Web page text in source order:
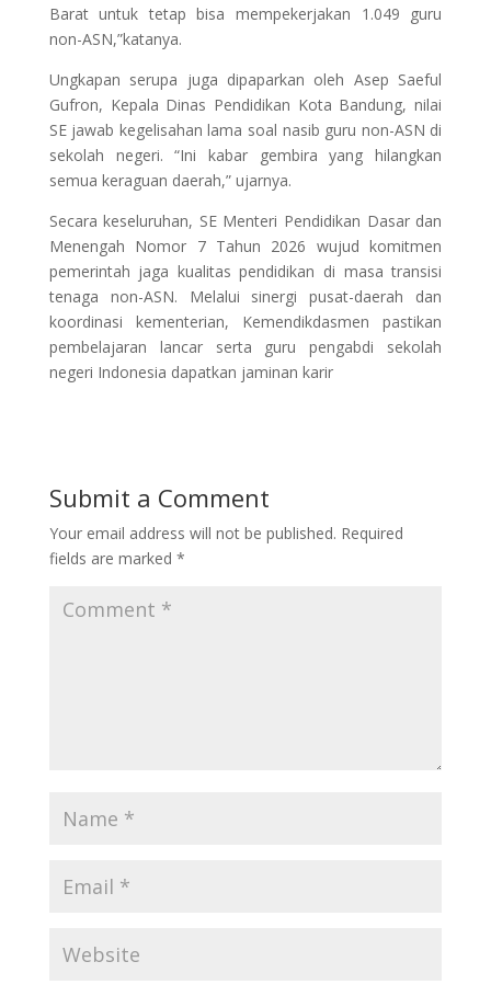
Barat untuk tetap bisa mempekerjakan 1.049 guru
non-ASN,”katanya.
Ungkapan serupa juga dipaparkan oleh Asep Saeful
Gufron, Kepala Dinas Pendidikan Kota Bandung, nilai
SE jawab kegelisahan lama soal nasib guru non-ASN di
sekolah negeri. “Ini kabar gembira yang hilangkan
semua keraguan daerah,” ujarnya.
Secara keseluruhan, SE Menteri Pendidikan Dasar dan
Menengah Nomor 7 Tahun 2026 wujud komitmen
pemerintah jaga kualitas pendidikan di masa transisi
tenaga non-ASN. Melalui sinergi pusat-daerah dan
koordinasi kementerian, Kemendikdasmen pastikan
pembelajaran lancar serta guru pengabdi sekolah
negeri Indonesia dapatkan jaminan karir
Submit a Comment
Your email address will not be published. Required
fields are marked *